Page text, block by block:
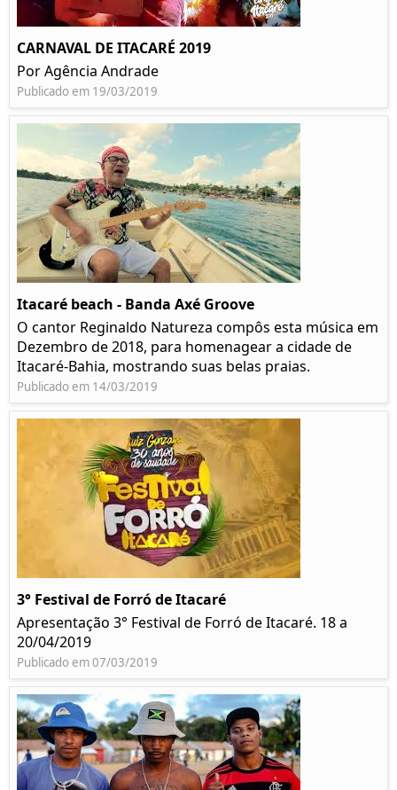
CARNAVAL DE ITACARÉ 2019
Por Agência Andrade
Publicado em 19/03/2019
Itacaré beach - Banda Axé Groove
O cantor Reginaldo Natureza compôs esta música em
Dezembro de 2018, para homenagear a cidade de
Itacaré-Bahia, mostrando suas belas praias.
Publicado em 14/03/2019
3° Festival de Forró de Itacaré
Apresentação 3° Festival de Forró de Itacaré. 18 a
20/04/2019
Publicado em 07/03/2019